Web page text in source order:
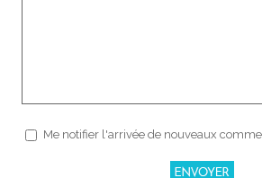
Me notifier l'arrivée de nouveaux